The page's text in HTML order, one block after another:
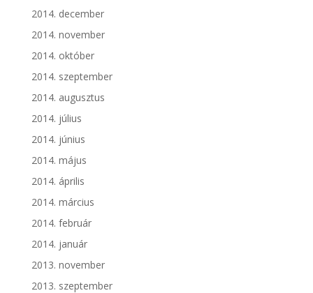
2014. december
2014. november
2014. október
2014. szeptember
2014. augusztus
2014. július
2014. június
2014. május
2014. április
2014. március
2014. február
2014. január
2013. november
2013. szeptember